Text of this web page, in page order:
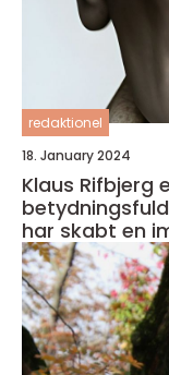
redaktionel
18. January 2024
Klaus Rifbjerg
har skabt en
sin karriere